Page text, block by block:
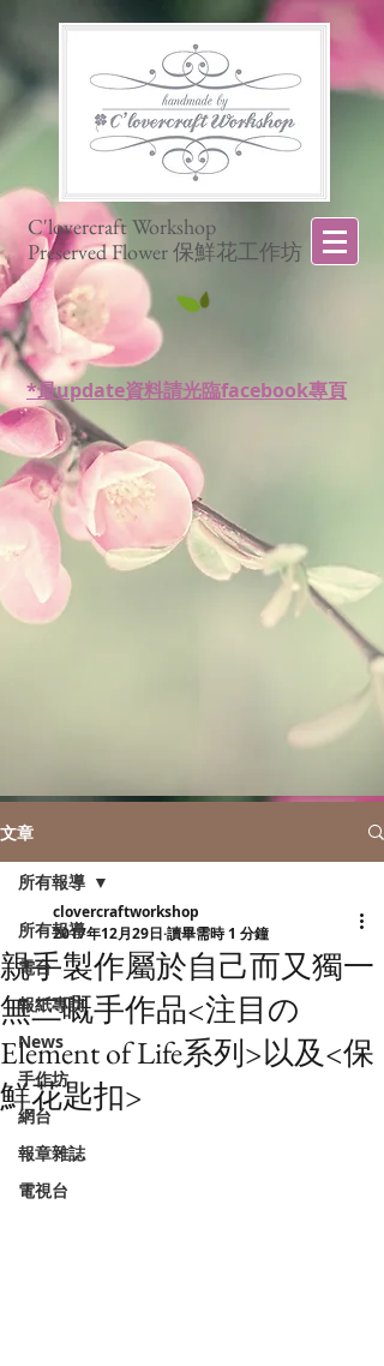
C'lovercraft Workshop
Preserved Flower 保鮮花工作坊
*最update資料請光臨facebook專頁
文章
所有報導
電台
報紙專訪
News
手作坊
網台
報章雜誌
電視台
所有報導
親手製作屬於自己而又獨一
無二嘅手作品<注目の
Element of Life系列>以及<保
鮮花匙扣>
clovercraftworkshop
2017年12月29日 讀畢需時 1 分鐘